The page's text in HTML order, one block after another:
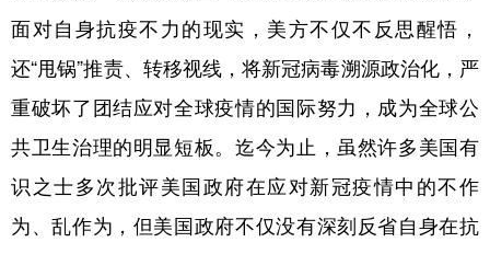
面对自身抗疫不力的现实，美方不仅不反思醒悟，
还“甩锅”推责、转移视线，将新冠病毒溯源政治化，严
重破坏了团结应对全球疫情的国际努力，成为全球公
共卫生治理的明显短板。迄今为止，虽然许多美国有
识之士多次批评美国政府在应对新冠疫情中的不作
为、乱作为，但美国政府不仅没有深刻反省自身在抗